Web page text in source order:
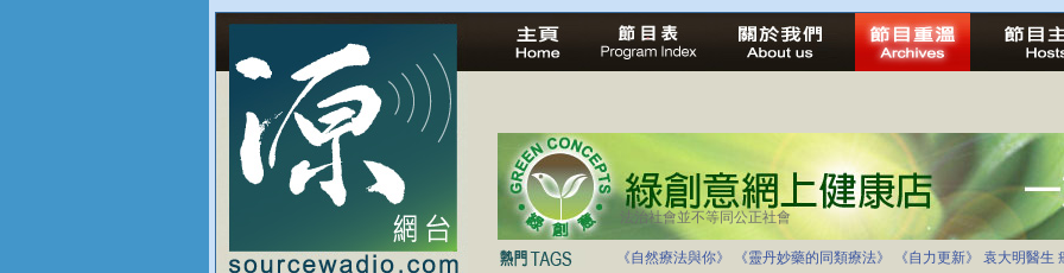
法治社會並不等同公正社會
《自然療法與你》 《靈丹妙藥的同類療法》 《自力更新》 袁大明醫生